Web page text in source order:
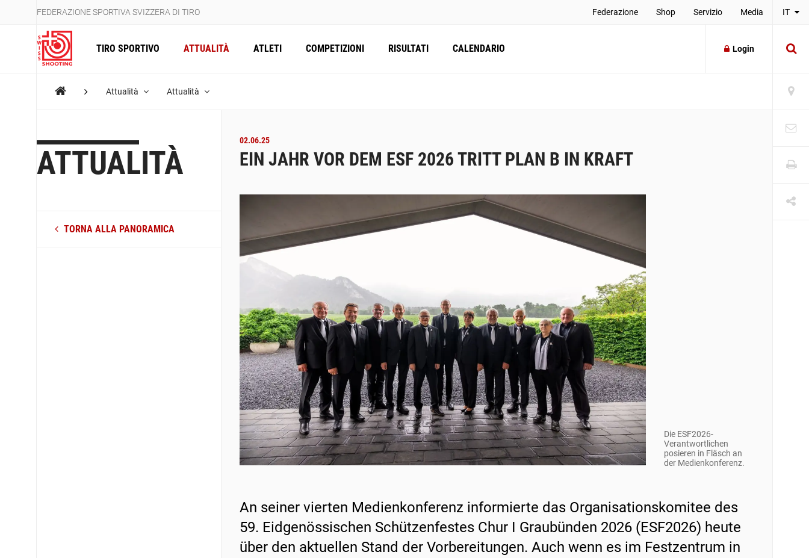
FEDERAZIONE SPORTIVA SVIZZERA DI TIRO Federazione Shop Servizio Media IT
TIRO SPORTIVO ATTUALITÀ ATLETI COMPETIZIONI RISULTATI CALENDARIO Login
Attualità Attualità
ATTUALITÀ
TORNA ALLA PANORAMICA
02.06.25
EIN JAHR VOR DEM ESF 2026 TRITT PLAN B IN KRAFT
Die ESF2026-
Verantwortlichen
posieren in Fläsch an
der Medienkonferenz.
An seiner vierten Medienkonferenz informierte das Organisationskomitee des
59. Eidgenössischen Schützenfestes Chur I Graubünden 2026 (ESF2026) heute
über den aktuellen Stand der Vorbereitungen. Auch wenn es im Festzentrum in